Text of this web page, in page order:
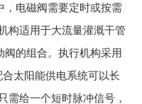
，电磁阀需要定时或按需
构适用于大流量灌溉干管
的组合。执行机构采用
太阳能供电系统可以长
需给一个短时脉冲信号，